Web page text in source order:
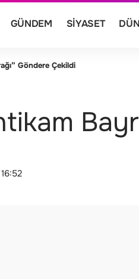
GÜNDEM SIYASET
Göndere Çekildi